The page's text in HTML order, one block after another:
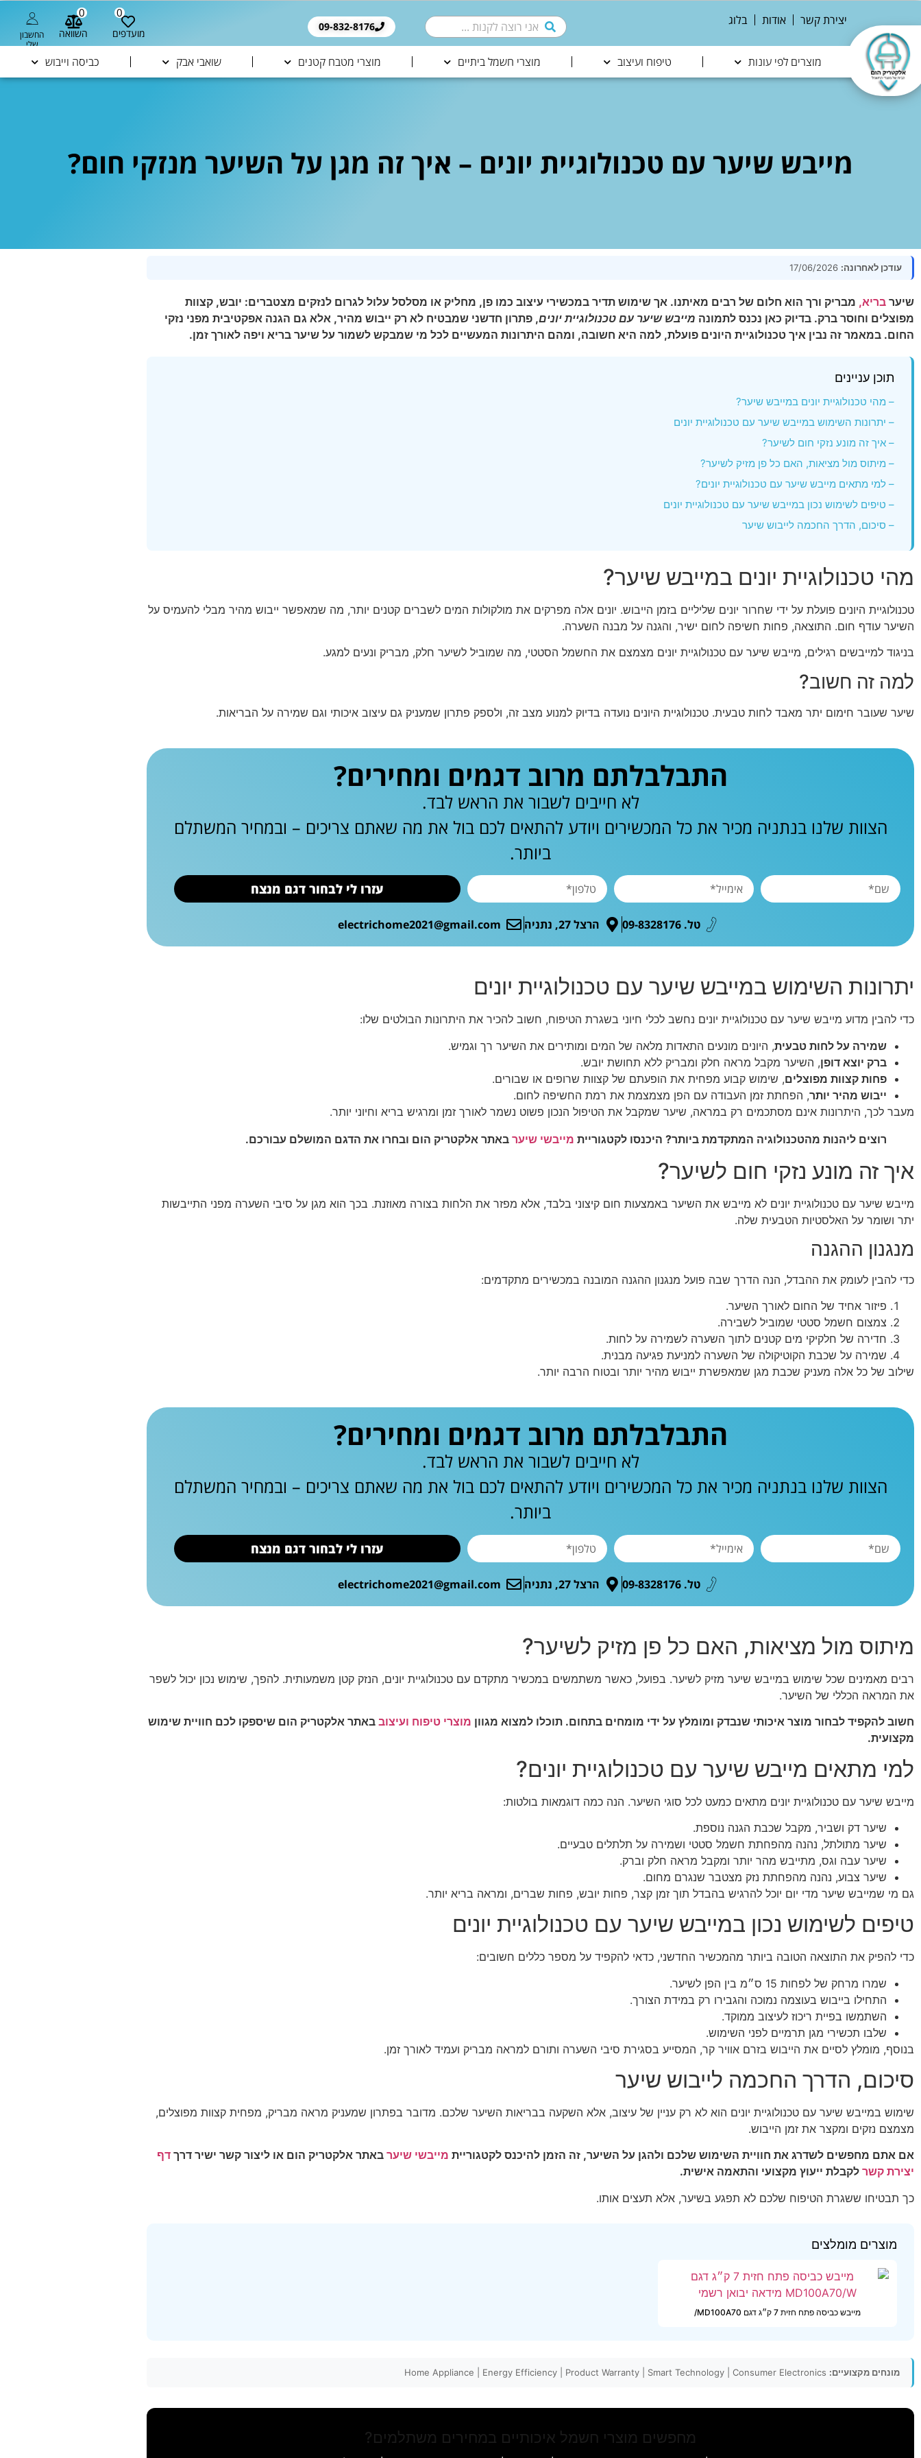
יצירת קשר אודות בלוג 09-832-8176​
מועדפים
0
השוואה
0
החשבון
שלי
מוצרים לפי עונות טיפוח ועיצוב מוצרי חשמל ביתיים מוצרי מטבח קטנים שואבי אבק כביסה וייבוש
מייבש שיער עם טכנולוגיית יונים – איך זה מגן על השיער מנזקי חום?
עודכן לאחרונה:
שיער בריא, מבריק ורך הוא חלום של רבים מאיתנו. אך שימוש תדיר במכשירי עיצוב כמו פן, מחליק או מסלסל עלול לגרום לנזקים מצטברים: יובש, קצוות
מפוצלים וחוסר ברק. בדיוק כאן נכנס לתמונה מייבש שיער עם טכנולוגיית יונים, פתרון חדשני שמבטיח לא רק ייבוש מהיר, אלא גם הגנה אפקטיבית מפני נזקי
החום. במאמר זה נבין איך טכנולוגיית היונים פועלת, למה היא חשובה, ומהם היתרונות המעשיים לכל מי שמבקש לשמור על שיער בריא ויפה לאורך זמן.
תוכן עניינים
– מהי טכנולוגיית יונים במייבש שיער?
– יתרונות השימוש במייבש שיער עם טכנולוגיית יונים
– איך זה מונע נזקי חום לשיער?
– מיתוס מול מציאות, האם כל פן מזיק לשיער?
– למי מתאים מייבש שיער עם טכנולוגיית יונים?
– טיפים לשימוש נכון במייבש שיער עם טכנולוגיית יונים
– סיכום, הדרך החכמה לייבוש שיער
מהי טכנולוגיית יונים במייבש שיער?
טכנולוגיית היונים פועלת על ידי שחרור יונים שליליים בזמן הייבוש. יונים אלה מפרקים את מולקולות המים לשברים קטנים יותר, מה שמאפשר ייבוש מהיר מבלי להעמיס על
השיער עודף חום. התוצאה, פחות חשיפה לחום ישיר, והגנה על מבנה השערה.
בניגוד למייבשים רגילים, מייבש שיער עם טכנולוגיית יונים מצמצם את החשמל הסטטי, מה שמוביל לשיער חלק, מבריק ונעים למגע.
למה זה חשוב?
שיער שעובר חימום יתר מאבד לחות טבעית. טכנולוגיית היונים נועדה בדיוק למנוע מצב זה, ולספק פתרון שמעניק גם עיצוב איכותי וגם שמירה על הבריאות.
התבלבלתם מרוב דגמים ומחירים?
לא חייבים לשבור את הראש לבד.
הצוות שלנו בנתניה מכיר את כל המכשירים ויודע להתאים לכם בול את מה שאתם צריכים – ובמחיר המשתלם
ביותר.
עזרו לי לבחור דגם מנצח
טל. 09-8328176 הרצל 27, נתניה electrichome2021@gmail.com
יתרונות השימוש במייבש שיער עם טכנולוגיית יונים
כדי להבין מדוע מייבש שיער עם טכנולוגיית יונים נחשב לכלי חיוני בשגרת הטיפוח, חשוב להכיר את היתרונות הבולטים שלו:
שמירה על לחות טבעית, היונים מונעים התאדות מלאה של המים ומותירים את השיער רך וגמיש.
ברק יוצא דופן, השיער מקבל מראה חלק ומבריק ללא תחושת יובש.
פחות קצוות מפוצלים, שימוש קבוע מפחית את הופעתם של קצוות שרופים או שבורים.
ייבוש מהיר יותר, הפחתת זמן העבודה עם הפן מצמצמת את רמת החשיפה לחום.
מעבר לכך, היתרונות אינם מסתכמים רק במראה, שיער שמקבל את הטיפול הנכון פשוט נשמר לאורך זמן ומרגיש בריא וחיוני יותר.
רוצים ליהנות מהטכנולוגיה המתקדמת ביותר? היכנסו לקטגוריית מייבשי שיער באתר אלקטריק הום ובחרו את הדגם המושלם עבורכם.
איך זה מונע נזקי חום לשיער?
מייבש שיער עם טכנולוגיית יונים לא מייבש את השיער באמצעות חום קיצוני בלבד, אלא מפזר את הלחות בצורה מאוזנת. בכך הוא מגן על סיבי השערה מפני התייבשות
יתר ושומר על האלסטיות הטבעית שלה.
מנגנון ההגנה
כדי להבין לעומק את ההבדל, הנה הדרך שבה פועל מנגנון ההגנה המובנה במכשירים מתקדמים:
פיזור אחיד של החום לאורך השיער.
צמצום חשמל סטטי שמוביל לשבירה.
חדירה של חלקיקי מים קטנים לתוך השערה לשמירה על לחות.
שמירה על שכבת הקוטיקולה של השערה למניעת פגיעה מבנית.
שילוב של כל אלה מעניק שכבת מגן שמאפשרת ייבוש מהיר יותר ובטוח הרבה יותר.
התבלבלתם מרוב דגמים ומחירים?
לא חייבים לשבור את הראש לבד.
הצוות שלנו בנתניה מכיר את כל המכשירים ויודע להתאים לכם בול את מה שאתם צריכים – ובמחיר המשתלם
ביותר.
עזרו לי לבחור דגם מנצח
טל. 09-8328176 הרצל 27, נתניה electrichome2021@gmail.com
מיתוס מול מציאות, האם כל פן מזיק לשיער?
רבים מאמינים שכל שימוש במייבש שיער מזיק לשיער. בפועל, כאשר משתמשים במכשיר מתקדם עם טכנולוגיית יונים, הנזק קטן משמעותית. להפך, שימוש נכון יכול לשפר
את המראה הכללי של השיער.
חשוב להקפיד לבחור מוצר איכותי שנבדק ומומלץ על ידי מומחים בתחום. תוכלו למצוא מגוון מוצרי טיפוח ועיצוב באתר אלקטריק הום שיספקו לכם חוויית שימוש
מקצועית.
למי מתאים מייבש שיער עם טכנולוגיית יונים?
מייבש שיער עם טכנולוגיית יונים מתאים כמעט לכל סוגי השיער. הנה כמה דוגמאות בולטות:
שיער דק ושביר, מקבל שכבת הגנה נוספת.
שיער מתולתל, נהנה מהפחתת חשמל סטטי ושמירה על תלתלים טבעיים.
שיער עבה וגס, מתייבש מהר יותר ומקבל מראה חלק וברק.
שיער צבוע, נהנה מהפחתת נזק מצטבר שנגרם מחום.
גם מי שמייבש שיער מדי יום יוכל להרגיש בהבדל תוך זמן קצר, פחות יובש, פחות שברים, ומראה בריא יותר.
טיפים לשימוש נכון במייבש שיער עם טכנולוגיית יונים
כדי להפיק את התוצאה הטובה ביותר מהמכשיר החדשני, כדאי להקפיד על מספר כללים חשובים:
שמרו מרחק של לפחות 15 ס״מ בין הפן לשיער.
התחילו בייבוש בעוצמה נמוכה והגבירו רק במידת הצורך.
השתמשו בפיית ריכוז לעיצוב ממוקד.
שלבו תכשירי מגן תרמיים לפני השימוש.
בנוסף, מומלץ לסיים את הייבוש בזרם אוויר קר, המסייע בסגירת סיבי השערה ותורם למראה מבריק ועמיד לאורך זמן.
סיכום, הדרך החכמה לייבוש שיער
שימוש במייבש שיער עם טכנולוגיית יונים הוא לא רק עניין של עיצוב, אלא השקעה בבריאות השיער שלכם. מדובר בפתרון שמעניק מראה מבריק, מפחית קצוות מפוצלים,
מצמצם נזקים ומקצר את זמן הייבוש.
אם אתם מחפשים לשדרג את חוויית השימוש שלכם ולהגן על השיער, זה הזמן להיכנס לקטגוריית מייבשי שיער באתר אלקטריק הום או ליצור קשר ישיר דרך דף
יצירת קשר לקבלת ייעוץ מקצועי והתאמה אישית.
כך תבטיחו ששגרת הטיפוח שלכם לא תפגע בשיער, אלא תעצים אותו.
מוצרים מומלצים
מייבש כביסה פתח חזית 7 ק״ג דגם MD100A70/
מונחים מקצועיים:
מחפשים מוצרי חשמל איכותיים במחירים משתלמים?